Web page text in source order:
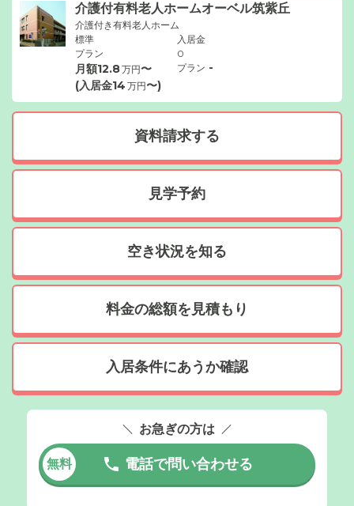
介護付有料老人ホームオーベル筑紫丘
介護付き有料老人ホーム
標準
プラン
月額12.8万円〜
(入居金14 万円〜)
入居金
0
プラン -
資料請求する
見学予約
空き状況を知る
料金の総額を見積もり
入居条件にあうか確認
お急ぎの方は
無料 電話で問い合わせる